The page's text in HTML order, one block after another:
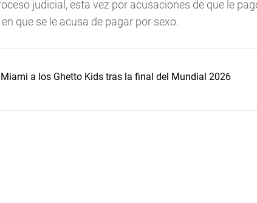
judicial, esta vez por acusaciones de que le
que se le acusa de pagar por sexo.
a los Ghetto Kids tras la final del Mundial 2026